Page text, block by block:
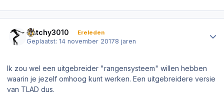
Dutchy3010 Ereleden
Geplaatst:14 november 20178 jaren
Ik zou wel een uitgebreider "rangensysteem" willen hebben
waarin je jezelf omhoog kunt werken. Een uitgebreidere versie
van TLAD dus.